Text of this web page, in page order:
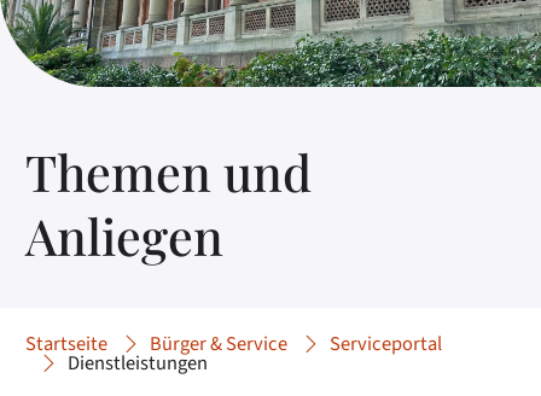
Themen und
Anliegen
Startseite Bürger & Service Serviceportal
Dienstleistungen